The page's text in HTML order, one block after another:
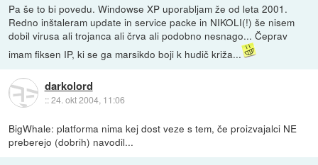
Pa še to bi povedu. Windowse XP uporabljam že od leta 2001.
Redno inštaleram update in service packe in NIKOLI(!) še nisem
dobil virusa ali trojanca ali črva ali podobno nesnago... Čeprav
imam fiksen IP, ki se ga marsikdo boji k hudič križa...
darkolord
::24. okt 2004, 11:06
BigWhale: platforma nima kej dost veze s tem, če proizvajalci NE
preberejo (dobrih) navodil...